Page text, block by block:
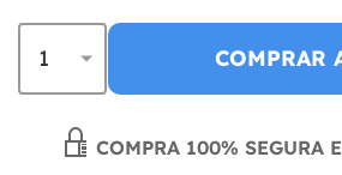
COMPRAR
COMPRA 100% SEGURA